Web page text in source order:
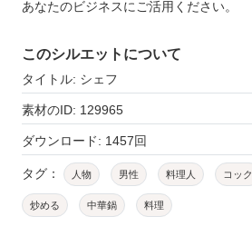
あなたのビジネスにご活用ください。
このシルエットについて
タイトル: シェフ
素材のID: 129965
ダウンロード: 1457回
タグ： 人物 男性 料理人 コック
炒める 中華鍋 料理